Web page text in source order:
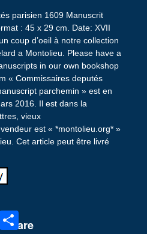
parisien 1609 Manuscrit
: 45 x 29 cm. Date: XVII
coup d’oeil à notre collection
a Montolieu. Please have a
in our own bookshop
« Commissaires deputés
parchemin » est en
2016. Il est dans la
vieux
est « *montolieu.org* »
Cet article peut être livré
Share
P